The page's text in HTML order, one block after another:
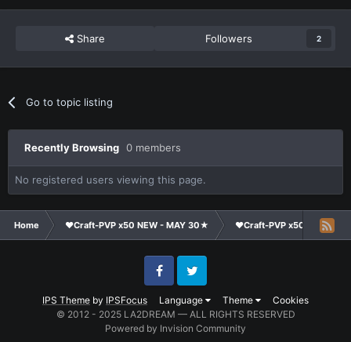
Share Followers 2
Go to topic listing
Recently Browsing 0 members
No registered users viewing this page.
Home ❤Craft-PVP x50 NEW - MAY 30★ ❤Craft-PVP x50★
IPS Theme by IPSFocus Language Theme Cookies
FacebookTwitter
© 2012 - 2025 LA2DREAM — ALL RIGHTS RESERVED
Powered by Invision Community